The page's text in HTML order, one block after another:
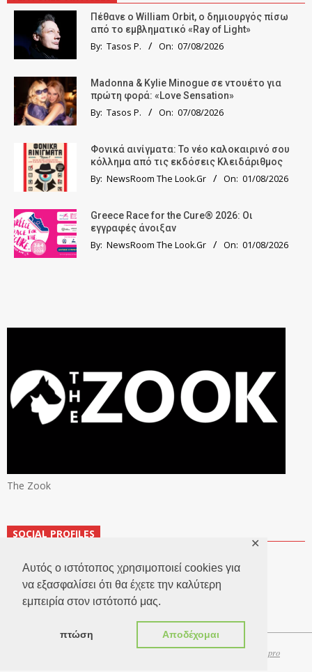
Αυτός ο ιστότοπος χρησιμοποιεί cookies για
να εξασφαλίσει ότι θα έχετε την καλύτερη
εμπειρία στον ιστότοπό μας.
πτώση Αποδέχομαι
✕
Πέθανε ο William Orbit, ο δημιουργός πίσω
από το εμβληματικό «Ray of Light»
By: Tasos P. On: 07/08/2026
Madonna & Kylie Minogue σε ντουέτο για
πρώτη φορά: «Love Sensation»
By: Tasos P. On: 07/08/2026
Φονικά αινίγματα: Το νέο καλοκαιρινό σου
κόλλημα από τις εκδόσεις Κλειδάριθμος
By: NewsRoom The Look.Gr On: 01/08/2026
Greece Race for the Cure® 2026: Οι
εγγραφές άνοιξαν
By: NewsRoom The Look.Gr On: 01/08/2026
The Zook
SOCIAL PROFILES
Websitepro